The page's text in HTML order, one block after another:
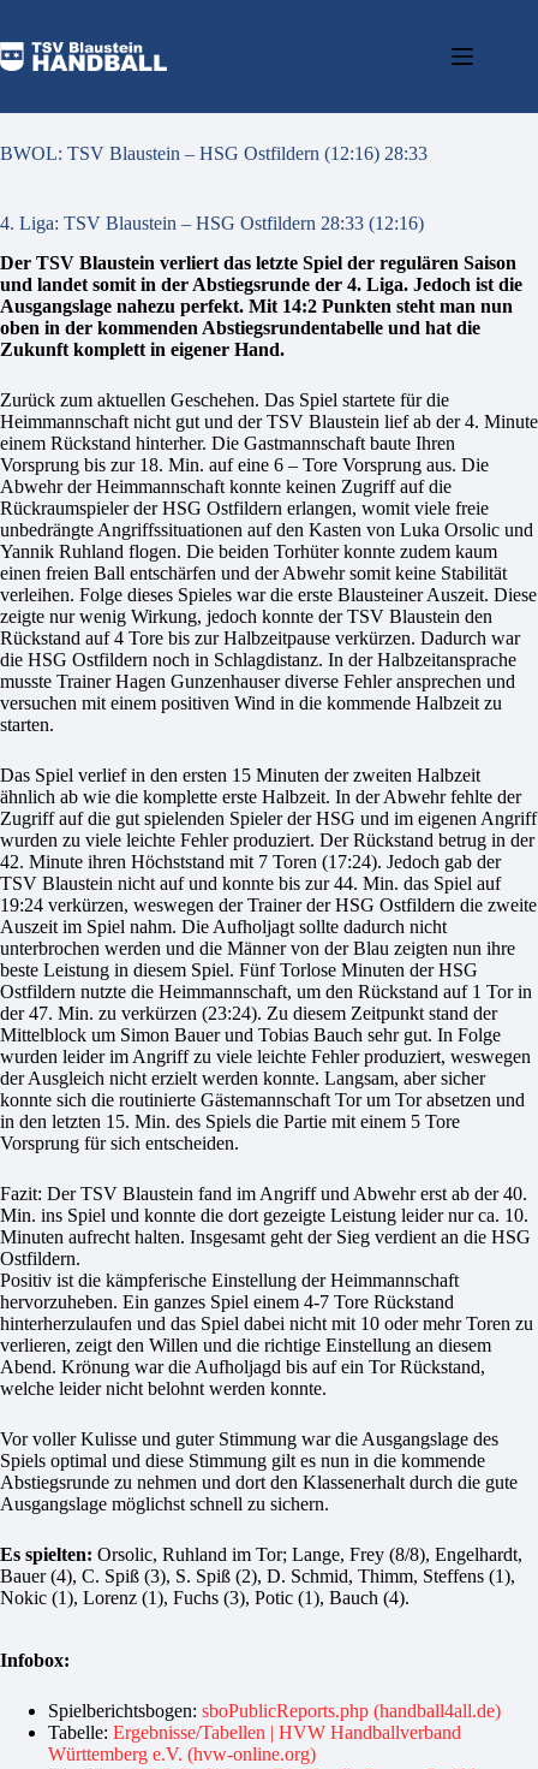
BWOL: TSV Blaustein – HSG Ostfildern (12:16) 28:33
4. Liga: TSV Blaustein – HSG Ostfildern 28:33 (12:16)
Der TSV Blaustein verliert das letzte Spiel der regulären Saison
und landet somit in der Abstiegsrunde der 4. Liga. Jedoch ist die
Ausgangslage nahezu perfekt. Mit 14:2 Punkten steht man nun
oben in der kommenden Abstiegsrundentabelle und hat die
Zukunft komplett in eigener Hand.
Zurück zum aktuellen Geschehen. Das Spiel startete für die
Heimmannschaft nicht gut und der TSV Blaustein lief ab der 4. Minute
einem Rückstand hinterher. Die Gastmannschaft baute Ihren
Vorsprung bis zur 18. Min. auf eine 6 – Tore Vorsprung aus. Die
Abwehr der Heimmannschaft konnte keinen Zugriff auf die
Rückraumspieler der HSG Ostfildern erlangen, womit viele freie
unbedrängte Angriffssituationen auf den Kasten von Luka Orsolic und
Yannik Ruhland flogen. Die beiden Torhüter konnte zudem kaum
einen freien Ball entschärfen und der Abwehr somit keine Stabilität
verleihen. Folge dieses Spieles war die erste Blausteiner Auszeit. Diese
zeigte nur wenig Wirkung, jedoch konnte der TSV Blaustein den
Rückstand auf 4 Tore bis zur Halbzeitpause verkürzen. Dadurch war
die HSG Ostfildern noch in Schlagdistanz. In der Halbzeitansprache
musste Trainer Hagen Gunzenhauser diverse Fehler ansprechen und
versuchen mit einem positiven Wind in die kommende Halbzeit zu
starten.
Das Spiel verlief in den ersten 15 Minuten der zweiten Halbzeit
ähnlich ab wie die komplette erste Halbzeit. In der Abwehr fehlte der
Zugriff auf die gut spielenden Spieler der HSG und im eigenen Angriff
wurden zu viele leichte Fehler produziert. Der Rückstand betrug in der
42. Minute ihren Höchststand mit 7 Toren (17:24). Jedoch gab der
TSV Blaustein nicht auf und konnte bis zur 44. Min. das Spiel auf
19:24 verkürzen, weswegen der Trainer der HSG Ostfildern die zweite
Auszeit im Spiel nahm. Die Aufholjagt sollte dadurch nicht
unterbrochen werden und die Männer von der Blau zeigten nun ihre
beste Leistung in diesem Spiel. Fünf Torlose Minuten der HSG
Ostfildern nutzte die Heimmannschaft, um den Rückstand auf 1 Tor in
der 47. Min. zu verkürzen (23:24). Zu diesem Zeitpunkt stand der
Mittelblock um Simon Bauer und Tobias Bauch sehr gut. In Folge
wurden leider im Angriff zu viele leichte Fehler produziert, weswegen
der Ausgleich nicht erzielt werden konnte. Langsam, aber sicher
konnte sich die routinierte Gästemannschaft Tor um Tor absetzen und
in den letzten 15. Min. des Spiels die Partie mit einem 5 Tore
Vorsprung für sich entscheiden.
Fazit: Der TSV Blaustein fand im Angriff und Abwehr erst ab der 40.
Min. ins Spiel und konnte die dort gezeigte Leistung leider nur ca. 10.
Minuten aufrecht halten. Insgesamt geht der Sieg verdient an die HSG
Ostfildern.
Positiv ist die kämpferische Einstellung der Heimmannschaft
hervorzuheben. Ein ganzes Spiel einem 4-7 Tore Rückstand
hinterherzulaufen und das Spiel dabei nicht mit 10 oder mehr Toren zu
verlieren, zeigt den Willen und die richtige Einstellung an diesem
Abend. Krönung war die Aufholjagd bis auf ein Tor Rückstand,
welche leider nicht belohnt werden konnte.
Vor voller Kulisse und guter Stimmung war die Ausgangslage des
Spiels optimal und diese Stimmung gilt es nun in die kommende
Abstiegsrunde zu nehmen und dort den Klassenerhalt durch die gute
Ausgangslage möglichst schnell zu sichern.
Es spielten: Orsolic, Ruhland im Tor; Lange, Frey (8/8), Engelhardt,
Bauer (4), C. Spiß (3), S. Spiß (2), D. Schmid, Thimm, Steffens (1),
Nokic (1), Lorenz (1), Fuchs (3), Potic (1), Bauch (4).
Infobox:
Spielberichtsbogen: sboPublicReports.php (handball4all.de)
Tabelle: Ergebnisse/Tabellen | HVW Handballverband
Württemberg e.V. (hvw-online.org)